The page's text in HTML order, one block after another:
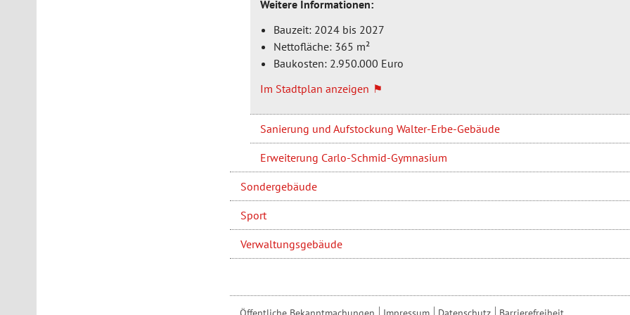
Weitere Informationen:
Bauzeit: 2024 bis 2027
Nettofläche: 365 m²
Baukosten: 2.950.000 Euro
Im Stadtplan anzeigen
Sanierung und Aufstockung Walter-Erbe-Gebäude
Erweiterung Carlo-Schmid-Gymnasium
Sondergebäude
Sport
Verwaltungsgebäude